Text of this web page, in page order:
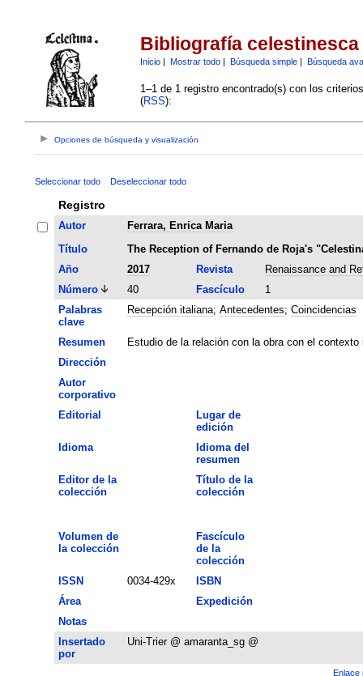
Bibliografía celestinesca
Inicio| Mostrar todo| Búsqueda simple| Búsqueda
1–1 de 1 registro encontrado(s) con los
(RSS):
Opciones de búsqueda y visualización
Seleccionar todo Deseleccionar todo
Registro
Autor
Ferrara, Enrica Maria
Título
The Reception of Fernando de Roja's
Año
2017 Revista
Renaissance and
Número
40 Fascículo
1
Palabras
clave
Recepción italiana; Antecedentes; Coincidencias
Resumen
Estudio de la relación con la obra con el
Dirección
Autor
corporativo
Editorial
Lugar de
edición
Idioma
Idioma del
resumen
Editor de la
colección
Título de la
colección
Volumen de
la colección
Fascículo
de la
colección
ISSN
0034-429x
ISBN
Área
Expedición
Notas
Insertado
por
Uni-Trier @ amaranta_sg @
Enlace